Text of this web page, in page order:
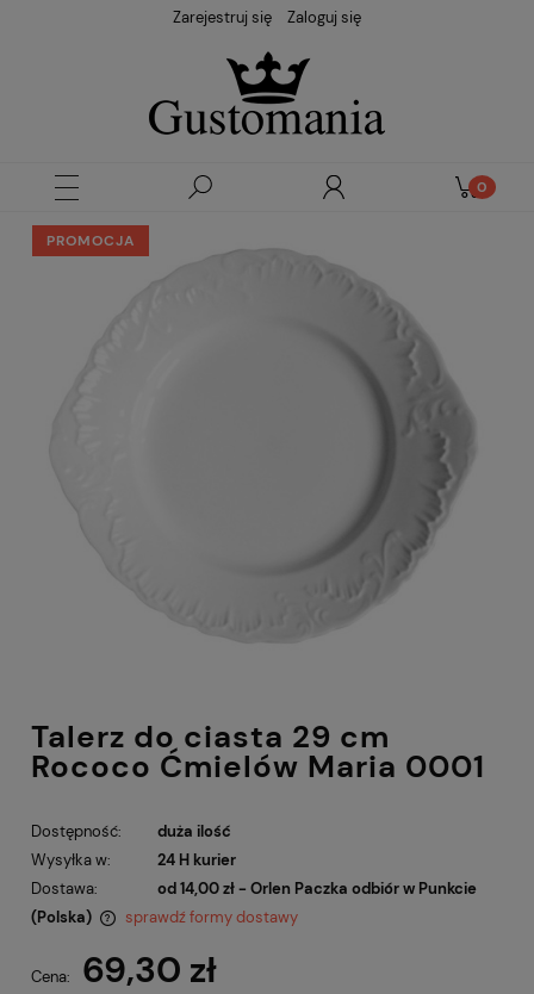
Zarejestruj się Zaloguj się
PROMOCJA
Talerz do ciasta 29 cm
Rococo Ćmielów Maria 0001
Dostępność:
duża ilość
Wysyłka w:
24 H kurier
Dostawa:
od 14,00 zł - Orlen Paczka odbiór w Punkcie
(Polska)
sprawdź formy dostawy
Cena: 69,30 zł